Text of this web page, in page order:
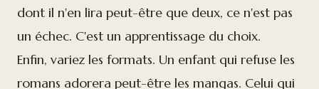
dont il n'en lira peut-être que deux, ce n'est pas
un échec. C'est un apprentissage du choix.
Enfin, variez les formats. Un enfant qui refuse les
romans adorera peut-être les mangas. Celui qui